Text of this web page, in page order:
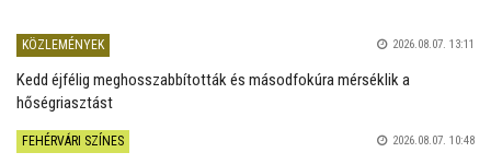
KÖZLEMÉNYEK 2026.08.07. 13:11
Kedd éjfélig meghosszabbították és másodfokúra mérséklik a
hőségriasztást
FEHÉRVÁRI SZÍNES 2026.08.07. 10:48